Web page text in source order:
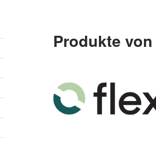
Produkte